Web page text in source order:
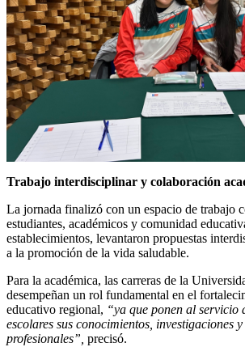
Trabajo interdisciplinar y colaboración
La jornada finalizó con un espacio de trabajo
estudiantes, académicos y comunidad
establecimientos, levantaron propuestas
a la promoción de la vida saludable.
Para la académica, las carreras de la
desempeñan un rol fundamental en el
educativo regional, “ya que ponen al servicio
escolares sus conocimientos, investigaciones
profesionales”, precisó.